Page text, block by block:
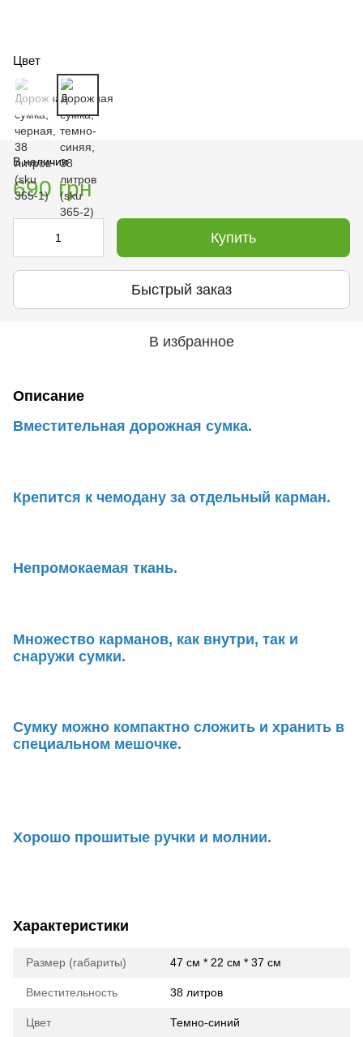
Цвет
В наличии
690 грн
Купить
Быстрый заказ
В избранное
Описание
Вместительная дорожная сумка.
Крепится к чемодану за отдельный карман.
Непромокаемая ткань.
Множество карманов, как внутри, так и
снаружи сумки.
Сумку можно компактно сложить и хранить в
специальном мешочке.
Хорошо прошитые ручки и молнии.
Характеристики
Размер (габариты) 47 см * 22 см * 37 см
Вместительность 38 литров
Цвет Темно-синий